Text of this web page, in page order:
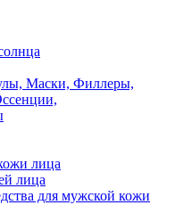
Маски, Филлеры,
лица
лица
для мужской кожи